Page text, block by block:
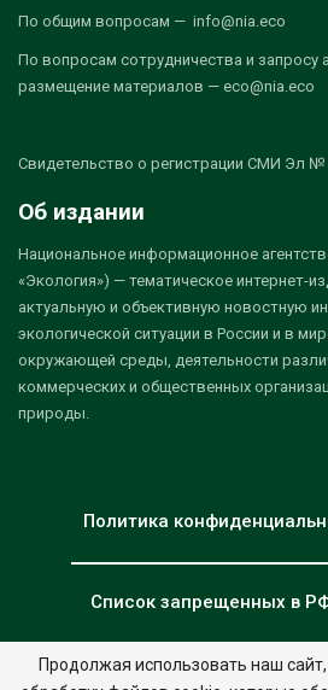
По общим вопросам — info@nia.eco
По вопросам сотрудничества и запросу
размещение материалов — eco@nia.eco
Свидетельство о регистрации СМИ Эл №
Об издании
Национальное информационное
«Экология») — тематическое интернет-
актуальную и объективную новостную
экологической ситуации в России и в
окружающей среды, деятельности
коммерческих и общественных
природы.
Политика
Список запрещенных в
Продолжая использовать наш